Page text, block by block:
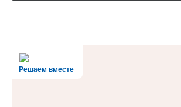
Решаем вместе